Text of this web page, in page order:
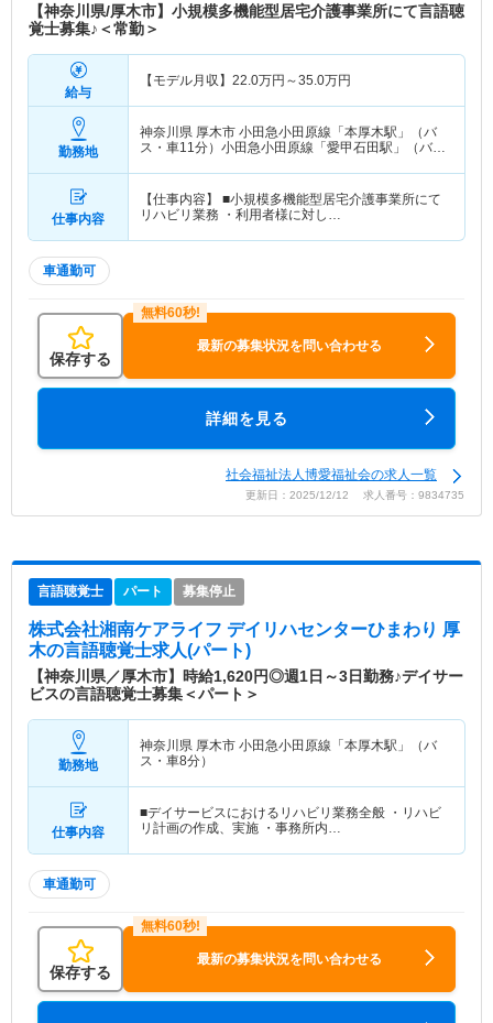
【神奈川県/厚木市】小規模多機能型居宅介護事業所にて言語聴
覚士募集♪＜常勤＞
給与
【モデル月収】 22.0万円～35.0万円
勤務地
神奈川県 厚木市 小田急小田原線「本厚木駅」（バ
ス・車11分）小田急小田原線「愛甲石田駅」（バ
仕事内容
【仕事内容】 ■小規模多機能型居宅介護事業所にて
リハビリ業務 ・利用者様に対し…
車通勤可
保存する
最新の募集状況を問い合わせる
詳細を見る
社会福祉法人博愛福祉会の求人一覧
更新日：2025/12/12 求人番号：9834735
言語聴覚士 パート 募集停止
株式会社湘南ケアライフ デイリハセンターひまわり 厚
木の言語聴覚士求人(パート)
【神奈川県／厚木市】時給1,620円◎週1日～3日勤務♪デイサー
ビスの言語聴覚士募集＜パート＞
勤務地
神奈川県 厚木市 小田急小田原線「本厚木駅」（バ
ス・車8分）
仕事内容
■デイサービスにおけるリハビリ業務全般 ・リハビ
リ計画の作成、実施 ・事務所内…
車通勤可
保存する
最新の募集状況を問い合わせる